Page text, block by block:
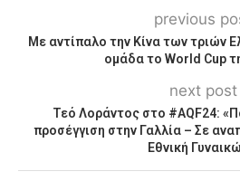
previous
Με αντίπαλο την Κίνα των τριών
ομάδα το World Cup
next post
Τεό Λοράντος στο #AQF24:
προσέγγιση στην Γαλλία – Σε
Εθνική